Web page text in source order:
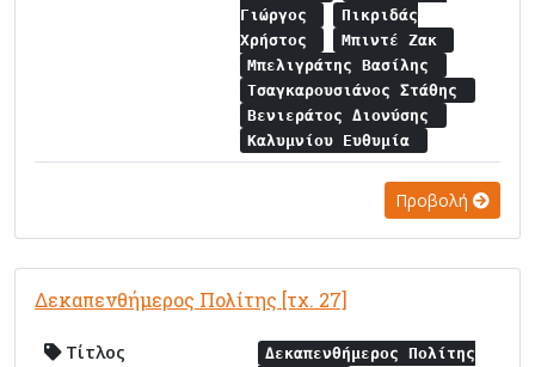
Γιώργος
Πικριδάς
Χρήστος
Μπιντέ Ζακ
Μπελιγράτης Βασίλης
Τσαγκαρουσιάνος Στάθης
Βενιεράτος Διονύσης
Καλυμνίου Ευθυμία
Προβολή
Δεκαπενθήμερος Πολίτης [τχ. 27]
Τίτλος
Δεκαπενθήμερος Πολίτης